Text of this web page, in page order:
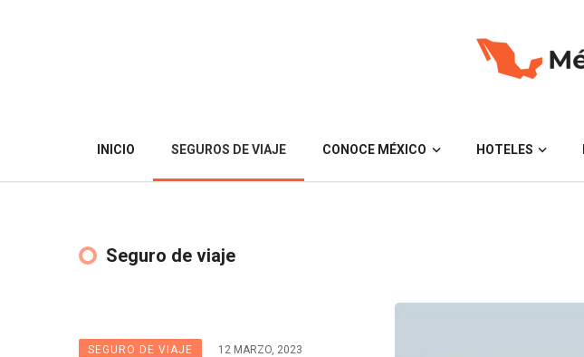
INICIO SEGUROS DE VIAJE CONOCE MÉXICO HOTELES
Seguro de viaje
SEGURO DE VIAJE 12 MARZO, 2023